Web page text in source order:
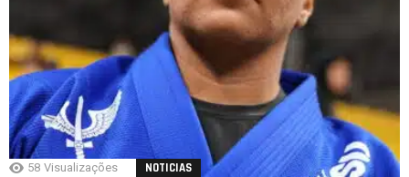
58 Visualizações NOTICIAS